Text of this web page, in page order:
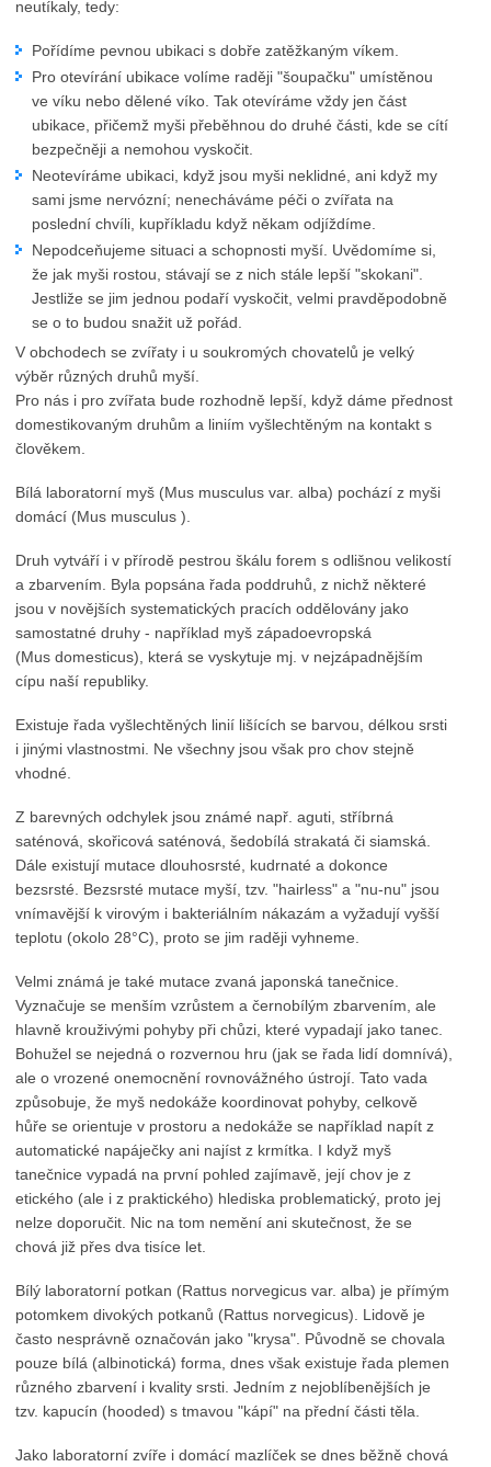
neutíkaly, tedy:
Pořídíme pevnou ubikaci s dobře zatěžkaným víkem.
Pro otevírání ubikace volíme raději "šoupačku" umístěnou
ve víku nebo dělené víko. Tak otevíráme vždy jen část
ubikace, přičemž myši přeběhnou do druhé části, kde se cítí
bezpečněji a nemohou vyskočit.
Neotevíráme ubikaci, když jsou myši neklidné, ani když my
sami jsme nervózní; nenecháváme péči o zvířata na
poslední chvíli, kupříkladu když někam odjíždíme.
Nepodceňujeme situaci a schopnosti myší. Uvědomíme si,
že jak myši rostou, stávají se z nich stále lepší "skokani".
Jestliže se jim jednou podaří vyskočit, velmi pravděpodobně
se o to budou snažit už pořád.
V obchodech se zvířaty i u soukromých chovatelů je velký
výběr různých druhů myší.
Pro nás i pro zvířata bude rozhodně lepší, když dáme přednost
domestikovaným druhům a liniím vyšlechtěným na kontakt s
člověkem.
Bílá laboratorní myš (Mus musculus var. alba) pochází z myši
domácí (Mus musculus ).
Druh vytváří i v přírodě pestrou škálu forem s odlišnou velikostí
a zbarvením. Byla popsána řada poddruhů, z nichž některé
jsou v novějších systematických pracích oddělovány jako
samostatné druhy - například myš západoevropská
(Mus domesticus), která se vyskytuje mj. v nejzápadnějším
cípu naší republiky.
Existuje řada vyšlechtěných linií lišících se barvou, délkou srsti
i jinými vlastnostmi. Ne všechny jsou však pro chov stejně
vhodné.
Z barevných odchylek jsou známé např. aguti, stříbrná
saténová, skořicová saténová, šedobílá strakatá či siamská.
Dále existují mutace dlouhosrsté, kudrnaté a dokonce
bezsrsté. Bezsrsté mutace myší, tzv. "hairless" a "nu-nu" jsou
vnímavější k virovým i bakteriálním nákazám a vyžadují vyšší
teplotu (okolo 28°C), proto se jim raději vyhneme.
Velmi známá je také mutace zvaná japonská tanečnice.
Vyznačuje se menším vzrůstem a černobílým zbarvením, ale
hlavně krouživými pohyby při chůzi, které vypadají jako tanec.
Bohužel se nejedná o rozvernou hru (jak se řada lidí domnívá),
ale o vrozené onemocnění rovnovážného ústrojí. Tato vada
způsobuje, že myš nedokáže koordinovat pohyby, celkově
hůře se orientuje v prostoru a nedokáže se například napít z
automatické napáječky ani najíst z krmítka. I když myš
tanečnice vypadá na první pohled zajímavě, její chov je z
etického (ale i z praktického) hlediska problematický, proto jej
nelze doporučit. Nic na tom nemění ani skutečnost, že se
chová již přes dva tisíce let.
Bílý laboratorní potkan (Rattus norvegicus var. alba) je přímým
potomkem divokých potkanů (Rattus norvegicus). Lidově je
často nesprávně označován jako "krysa". Původně se chovala
pouze bílá (albinotická) forma, dnes však existuje řada plemen
různého zbarvení i kvality srsti. Jedním z nejoblíbenějších je
tzv. kapucín (hooded) s tmavou "kápí" na přední části těla.
Jako laboratorní zvíře i domácí mazlíček se dnes běžně chová